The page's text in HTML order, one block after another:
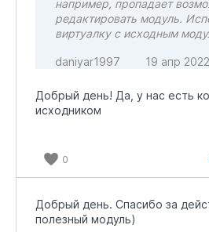
например, пропадает
редактировать модуль.
виртуалку с исходным
daniyar1997 19 апр 2022
Добрый день! Да, у нас есть
исходником
0
Добрый день. Спасибо за
полезный модуль)